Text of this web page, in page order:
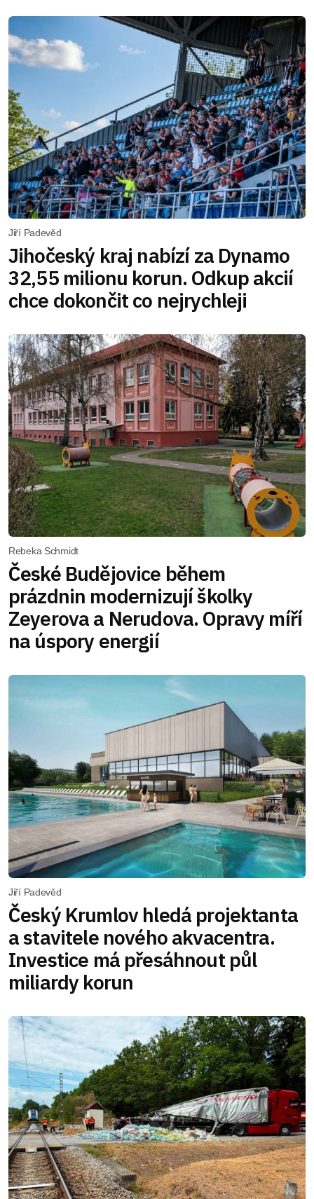
Jiří Padevěd
Jihočeský kraj nabízí za Dynamo
32,55 milionu korun. Odkup akcií
chce dokončit co nejrychleji
Rebeka Schmidt
České Budějovice během
prázdnin modernizují školky
Zeyerova a Nerudova. Opravy míří
na úspory energií
Jiří Padevěd
Český Krumlov hledá projektanta
a stavitele nového akvacentra.
Investice má přesáhnout půl
miliardy korun